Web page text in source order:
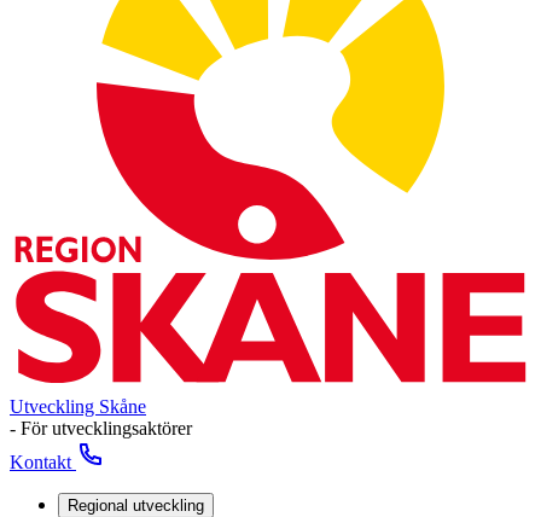
Utveckling Skåne
- För utvecklingsaktörer
Kontakt
Regional utveckling